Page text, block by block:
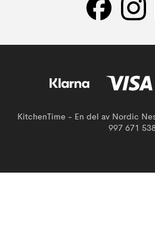
KitchenTime - En del av Nordic
997 671